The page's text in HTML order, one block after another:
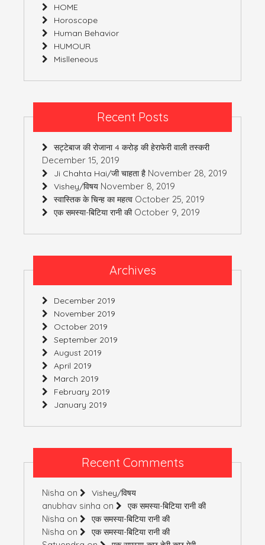
HOME
Horoscope
Human Behavior
HUMOUR
Mislleneous
Recent Posts
सट्टेबाज की रोजाना 4 करोड़ की हेराफेरी वाली तस्करी
December 15, 2019
Ji Chahta Hai/जी चाहता है November 28, 2019
Vishey/विषय November 8, 2019
स्वास्तिक के चिन्ह का महत्व October 25, 2019
एक समस्या-बिटिया रानी की October 9, 2019
Archives
December 2019
November 2019
October 2019
September 2019
August 2019
April 2019
March 2019
February 2019
January 2019
Recent Comments
Nisha on Vishey/विषय
anubhav sinha on एक समस्या-बिटिया रानी की
Nisha on एक समस्या-बिटिया रानी की
Nisha on एक समस्या-बिटिया रानी की